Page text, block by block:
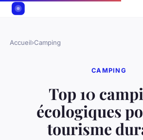
Accueil›Camping
CAMPING
Top 10
écologiques
tourisme